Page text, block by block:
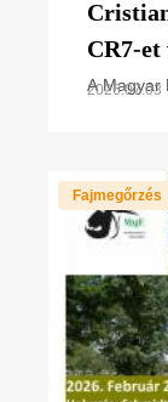
CR7-
fióka is
A Magyar
2026.07.03
Fajmegőrzés